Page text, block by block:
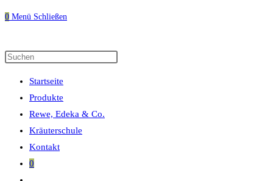
search
0 Menü Schließen
Diese
durchsuchen
Startseite
Produkte
Rewe, Edeka & Co.
Kräuterschule
Kontakt
0